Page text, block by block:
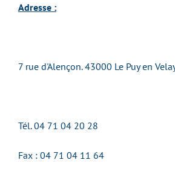
Adresse :
7 rue d'Alençon. 43000 Le Puy en
Tél.04 71 04 20 28
Fax : 04 71 04 11 64